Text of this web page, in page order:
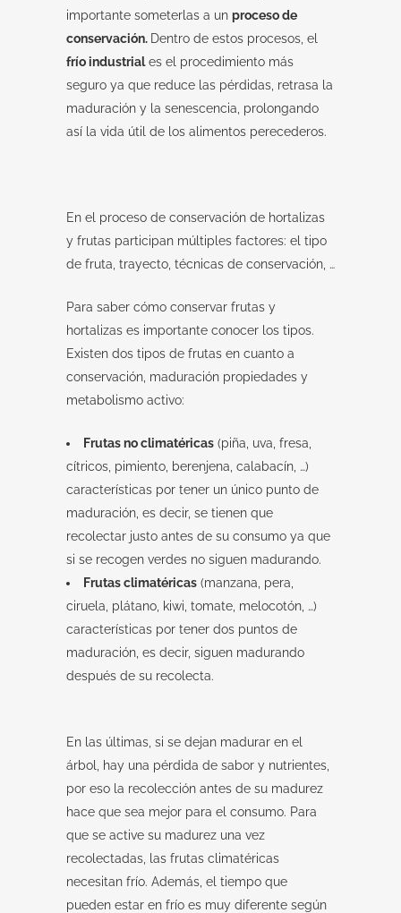
importante someterlas a un proceso de
conservación. Dentro de estos procesos, el
frío industriales el procedimiento más
seguro ya que reduce las pérdidas, retrasa la
maduración y la senescencia, prolongando
así la vida útil de los alimentos perecederos.
En el proceso de conservación de hortalizas
y frutas participan múltiples factores: el tipo
de fruta, trayecto, técnicas de conservación, …
Para saber cómo conservar frutas y
hortalizas es importante conocer los tipos.
Existen dos tipos de frutas en cuanto a
conservación, maduración propiedades y
metabolismo activo:
Frutas no climatéricas (piña, uva, fresa,
cítricos, pimiento, berenjena, calabacín, …)
características por tener un único punto de
maduración, es decir, se tienen que
recolectar justo antes de su consumo ya que
si se recogen verdes no siguen madurando.
Frutas climatéricas (manzana, pera,
ciruela, plátano, kiwi, tomate, melocotón, …)
características por tener dos puntos de
maduración, es decir, siguen madurando
después de su recolecta.
En las últimas, si se dejan madurar en el
árbol, hay una pérdida de sabor y nutrientes,
por eso la recolección antes de su madurez
hace que sea mejor para el consumo. Para
que se active su madurez una vez
recolectadas, las frutas climatéricas
necesitan frío. Además, el tiempo que
pueden estar en frío es muy diferente según